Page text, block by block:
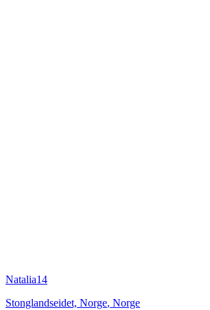
Natalia14
Stonglandseidet, Norge, Norge